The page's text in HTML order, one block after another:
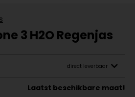
3 H2O Regenjas
direct leverbaar
Laatst beschikbare maat!